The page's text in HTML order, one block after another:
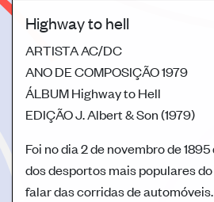
Highway to hell
ARTISTAAC/DC
ANO DE COMPOSIÇÃO1979
ÁLBUMHighway to Hell
EDIÇÃOJ. Albert & Son (1979)
Foi no dia 2 de novembro de
dos desportos mais populares
falar das corridas de